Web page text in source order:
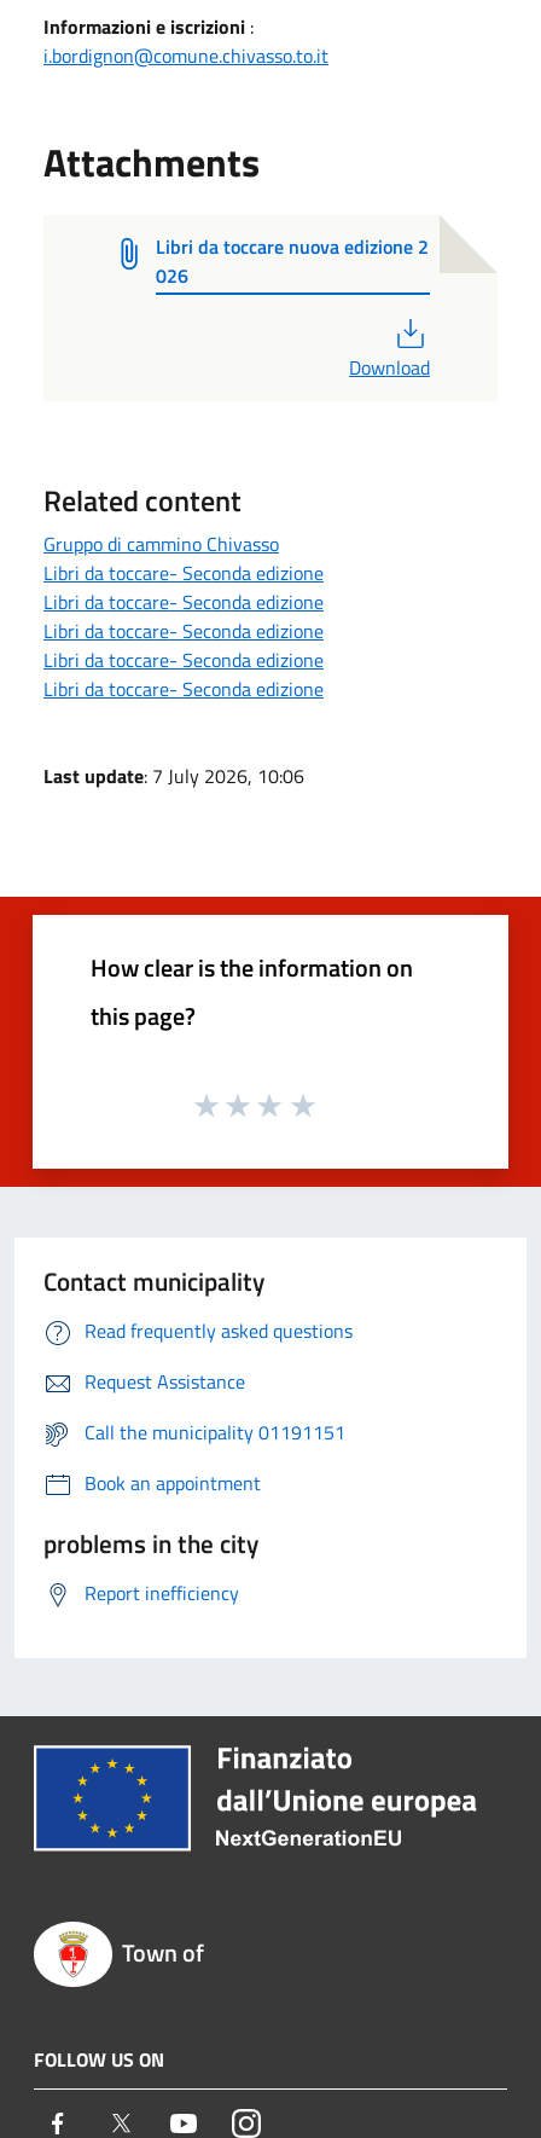
Informazioni e iscrizioni :
i.bordignon@comune.chivasso.to.it
Attachments
Libri da toccare nuova edizione 2
026
Download
Related content
Gruppo di cammino Chivasso
Libri da toccare- Seconda edizione
Libri da toccare- Seconda edizione
Libri da toccare- Seconda edizione
Libri da toccare- Seconda edizione
Libri da toccare- Seconda edizione
Last update: 7 July 2026, 10:06
How clear is the information on
this page?
Contact municipality
Read frequently asked questions
Request Assistance
Call the municipality 01191151
Book an appointment
problems in the city
Report inefficiency
Town of
FOLLOW US ON
Facebook Twitter YoutubeInstagram